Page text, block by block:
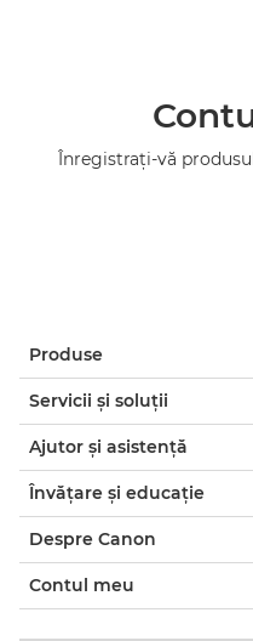
Înregistraţi-vă
Produse
Servicii şi soluţii
Ajutor şi asistenţă
Învăţare şi educaţie
Despre Canon
Contul meu